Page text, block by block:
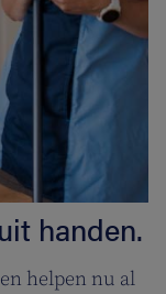
handen.
helpen nu al